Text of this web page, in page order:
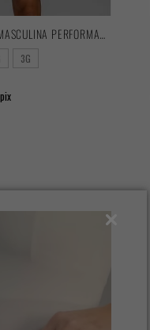
BERMUDA DE CICLISMO MASCULINA PERFORMANCE 2025
3G